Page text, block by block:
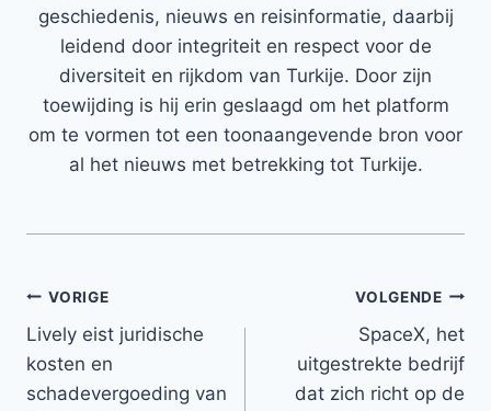
geschiedenis, nieuws en reisinformatie, daarbij
leidend door integriteit en respect voor de
diversiteit en rijkdom van Turkije. Door zijn
toewijding is hij erin geslaagd om het platform
om te vormen tot een toonaangevende bron voor
al het nieuws met betrekking tot Turkije.
Bericht
navigatie
VORIGE
Lively eist juridische
kosten en
schadevergoeding van
VOLGENDE
SpaceX, het
uitgestrekte bedrijf
dat zich richt op de